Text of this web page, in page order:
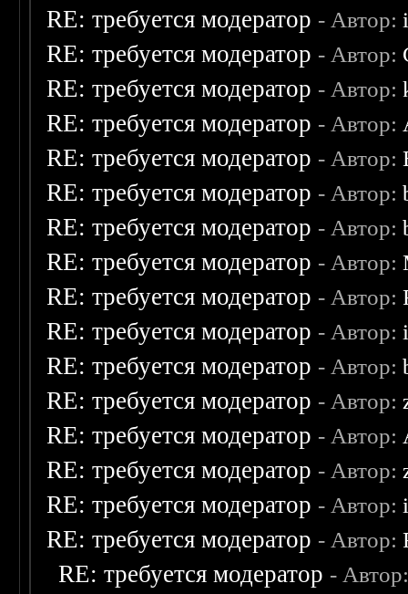
RE: требуется модератор - Автор:
RE: требуется модератор - Автор:
RE: требуется модератор - Автор:
RE: требуется модератор - Автор:
RE: требуется модератор - Автор:
RE: требуется модератор - Автор:
RE: требуется модератор - Автор:
RE: требуется модератор - Автор:
RE: требуется модератор - Автор:
RE: требуется модератор - Автор:
RE: требуется модератор - Автор:
RE: требуется модератор - Автор:
RE: требуется модератор - Автор:
RE: требуется модератор - Автор:
RE: требуется модератор - Автор:
RE: требуется модератор - Автор:
RE: требуется модератор -